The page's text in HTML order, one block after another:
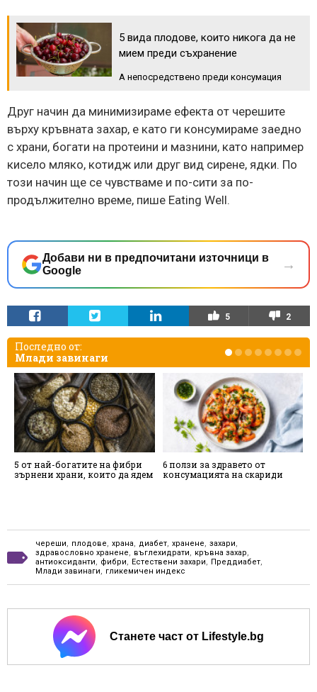
5 вида плодове, които никога да не
мием преди съхранение
А непосредствено преди консумация
Друг начин да минимизираме ефекта от черешите
върху кръвната захар, е като ги консумираме заедно
с храни, богати на протеини и мазнини, като например
кисело мляко, котидж или друг вид сирене, ядки. По
този начин ще се чувстваме и по-сити за по-
продължително време, пише Eating Well.
Добави ни в предпочитани източници в
Google
→
5 2
Последно от:
Млади завинаги
5 от най-богатите на фибри
зърнени храни, които да ядем
6 ползи за здравето от
консумацията на скариди
череши, плодове, храна, диабет, хранене, захари,
здравословно хранене, въглехидрати, кръвна захар,
антиоксиданти, фибри, Естествени захари, Преддиабет,
Млади завинаги, гликемичен индекс
Станете част от Lifestyle.bg